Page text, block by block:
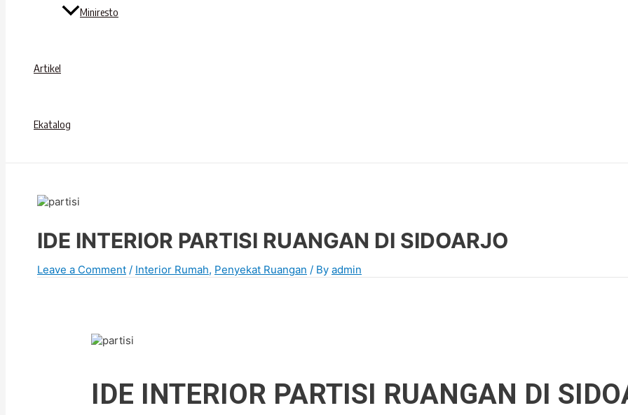
Miniresto
Artikel
Ekatalog
IDE INTERIOR PARTISI RUANGAN DI SIDOARJO
Leave a Comment / Interior Rumah, Penyekat Ruangan / By admin
IDE INTERIOR PARTISI RUANGAN DI